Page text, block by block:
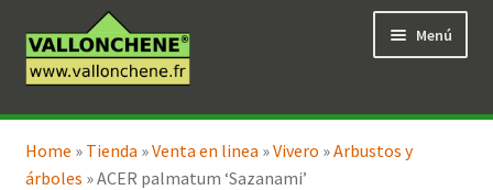
a
la
al
contenido
Menú
Tienda en línea
Home » Tienda »Venta en linea »Vivero »Arbustos y
árboles »ACER palmatum ‘Sazanami’